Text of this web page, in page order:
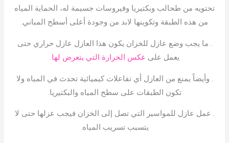
تحتويه من طحالب وبكتيريا وفيروسات جسيمة له، الحماية المياه
من هذه الطبقة وتكوينها لابد من وجودة أعلى أسطح المباني.
. ما يجب وضع عازل للخزان يكون هذا العازل عازل حراري حتى
يعمل على عكس الحرارة التي يتعرض لها.
. وأيضاً يمنع من العازل أي تفاعلات كيميائية تحدث في المياه ولا
تكون الطبقات على سطح المياه والبكتيريا.
. عمل عازل للمواسير التي تصل إلى الخزان فيجب عزلها حتى لا
يتسبب تسريب المياه.